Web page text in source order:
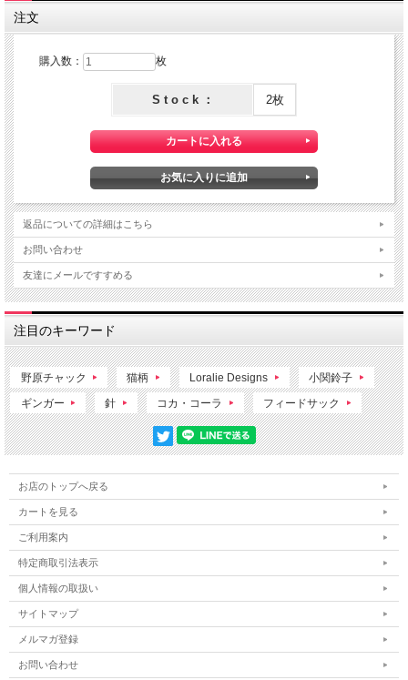
・50 x 110 cm の商品
50 x 110 cm の商品につきましては、出来る限り繋がった商品をご用意致しま
すが、
なります。
数量 １ ＝ 50 cm ( 50 x 110 cm )
注文
購入数： 枚
S t o c k ： 2枚
返品についての詳細はこちら
お問い合わせ
友達にメールですすめる
注目のキーワード
野原チャック 猫柄 Loralie Designs 小関鈴子
ギンガー 針 コカ・コーラ フィードサック
お店のトップへ戻る
カートを見る
ご利用案内
特定商取引法表示
個人情報の取扱い
サイトマップ
メルマガ登録
お問い合わせ